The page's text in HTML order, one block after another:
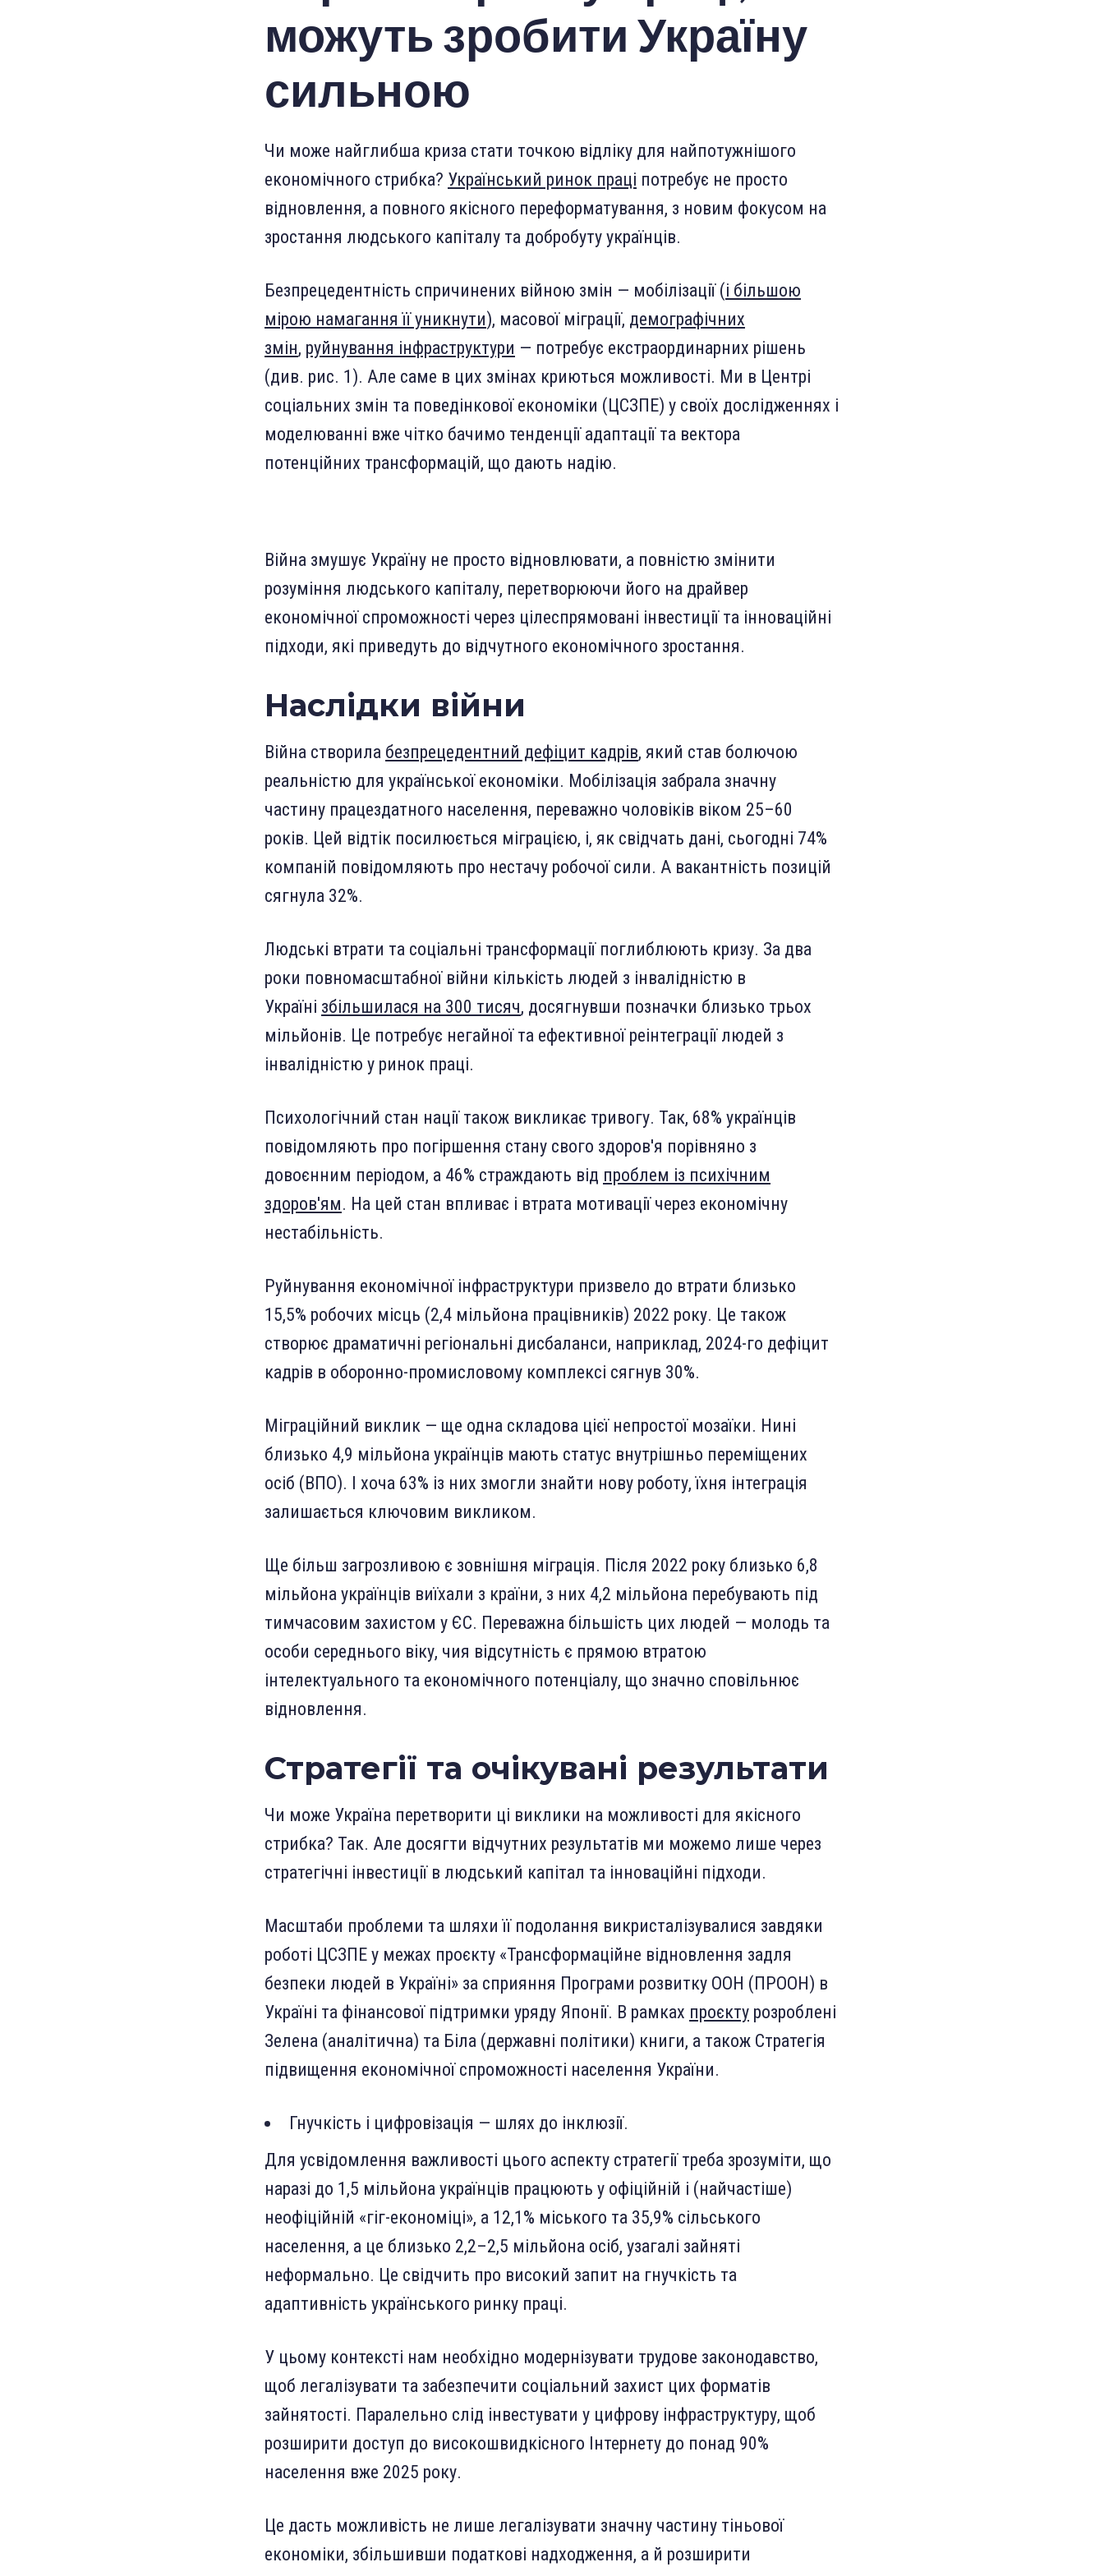
можуть зробити Україну
сильною
Чи може найглибша криза стати точкою відліку для найпотужнішого
економічного стрибка? Український ринок праці потребує не просто
відновлення, а повного якісного переформатування, з новим фокусом на
зростання людського капіталу та добробуту українців.
Безпрецедентність спричинених війною змін — мобілізації (і більшою
мірою намагання її уникнути), масової міграції, демографічних
змін, руйнування інфраструктури — потребує екстраординарних рішень
(див. рис. 1). Але саме в цих змінах криються можливості. Ми в Центрі
соціальних змін та поведінкової економіки (ЦСЗПЕ) у своїх дослідженнях і
моделюванні вже чітко бачимо тенденції адаптації та вектора
потенційних трансформацій, що дають надію.
Війна змушує Україну не просто відновлювати, а повністю змінити
розуміння людського капіталу, перетворюючи його на драйвер
економічної спроможності через цілеспрямовані інвестиції та інноваційні
підходи, які приведуть до відчутного економічного зростання.
Наслідки війни
Війна створила безпрецедентний дефіцит кадрів, який став болючою
реальністю для української економіки. Мобілізація забрала значну
частину працездатного населення, переважно чоловіків віком 25–60
років. Цей відтік посилюється міграцією, і, як свідчать дані, сьогодні 74%
компаній повідомляють про нестачу робочої сили. А вакантність позицій
сягнула 32%.
Людські втрати та соціальні трансформації поглиблюють кризу. За два
роки повномасштабної війни кількість людей з інвалідністю в
Україні збільшилася на 300 тисяч, досягнувши позначки близько трьох
мільйонів. Це потребує негайної та ефективної реінтеграції людей з
інвалідністю у ринок праці.
Психологічний стан нації також викликає тривогу. Так, 68% українців
повідомляють про погіршення стану свого здоров'я порівняно з
довоєнним періодом, а 46% страждають від проблем із психічним
здоров'ям. На цей стан впливає і втрата мотивації через економічну
нестабільність.
Руйнування економічної інфраструктури призвело до втрати близько
15,5% робочих місць (2,4 мільйона працівників) 2022 року. Це також
створює драматичні регіональні дисбаланси, наприклад, 2024-го дефіцит
кадрів в оборонно-промисловому комплексі сягнув 30%.
Міграційний виклик — ще одна складова цієї непростої мозаїки. Нині
близько 4,9 мільйона українців мають статус внутрішньо переміщених
осіб (ВПО). І хоча 63% із них змогли знайти нову роботу, їхня інтеграція
залишається ключовим викликом.
Ще більш загрозливою є зовнішня міграція. Після 2022 року близько 6,8
мільйона українців виїхали з країни, з них 4,2 мільйона перебувають під
тимчасовим захистом у ЄС. Переважна більшість цих людей — молодь та
особи середнього віку, чия відсутність є прямою втратою
інтелектуального та економічного потенціалу, що значно сповільнює
відновлення.
Стратегії та очікувані результати
Чи може Україна перетворити ці виклики на можливості для якісного
стрибка? Так. Але досягти відчутних результатів ми можемо лише через
стратегічні інвестиції в людський капітал та інноваційні підходи.
Масштаби проблеми та шляхи її подолання викристалізувалися завдяки
роботі ЦСЗПЕ у межах проєкту «Трансформаційне відновлення задля
безпеки людей в Україні» за сприяння Програми розвитку ООН (ПРООН) в
Україні та фінансової підтримки уряду Японії. В рамках проєкту розроблені
Зелена (аналітична) та Біла (державні політики) книги, а також Стратегія
підвищення економічної спроможності населення України.
Гнучкість і цифровізація — шлях до інклюзії.
Для усвідомлення важливості цього аспекту стратегії треба зрозуміти, що
наразі до 1,5 мільйона українців працюють у офіційній і (найчастіше)
неофіційній «гіг-економіці», а 12,1% міського та 35,9% сільського
населення, а це близько 2,2–2,5 мільйона осіб, узагалі зайняті
неформально. Це свідчить про високий запит на гнучкість та
адаптивність українського ринку праці.
У цьому контексті нам необхідно модернізувати трудове законодавство,
щоб легалізувати та забезпечити соціальний захист цих форматів
зайнятості. Паралельно слід інвестувати у цифрову інфраструктуру, щоб
розширити доступ до високошвидкісного Інтернету до понад 90%
населення вже 2025 року.
Це дасть можливість не лише легалізувати значну частину тіньової
економіки, збільшивши податкові надходження, а й розширити